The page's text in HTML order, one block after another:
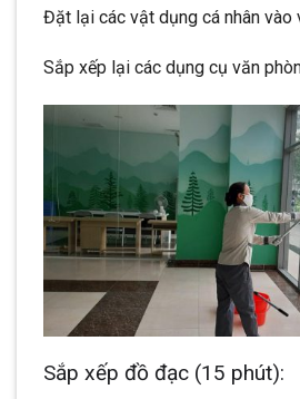
Đặt lại các vật dụng cá nhân vào
Sắp xếp lại các dụng cụ văn
Sắp xếp đồ đạc (15 phút):